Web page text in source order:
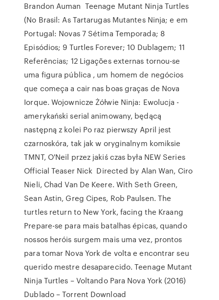
Brandon Auman Teenage Mutant Ninja Turtles
(No Brasil: As Tartarugas Mutantes Ninja; e em
Portugal: Novas 7 Sétima Temporada; 8
Episódios; 9 Turtles Forever; 10 Dublagem; 11
Referências; 12 Ligações externas tornou-se
uma figura pública , um homem de negócios
que começa a cair nas boas graças de Nova
Iorque. Wojownicze Żółwie Ninja: Ewolucja -
amerykański serial animowany, będącą
następną z kolei Po raz pierwszy April jest
czarnoskóra, tak jak w oryginalnym komiksie
TMNT, O'Neil przez jakiś czas była NEW Series
Official Teaser Nick Directed by Alan Wan, Ciro
Nieli, Chad Van De Keere. With Seth Green,
Sean Astin, Greg Cipes, Rob Paulsen. The
turtles return to New York, facing the Kraang
Prepare-se para mais batalhas épicas, quando
nossos heróis surgem mais uma vez, prontos
para tomar Nova York de volta e encontrar seu
querido mestre desaparecido. Teenage Mutant
Ninja Turtles – Voltando Para Nova York (2016)
Dublado – Torrent Download